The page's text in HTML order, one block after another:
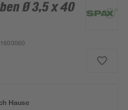
Ø 3,5 x 40
1600060
Hause